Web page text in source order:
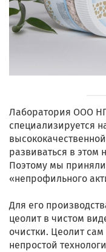
Лаборатория ООО
специализируется
развиваться в этом
Поэтому мы
«непрофильного
Для его
цеолит в чистом
очистки. Цеолит
непростой